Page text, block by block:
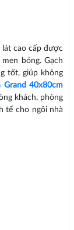
lát cao cấp được
bóng. Gạch
tốt, giúp không
Grand 40x80cm
khách, phòng
tế cho ngôi nhà